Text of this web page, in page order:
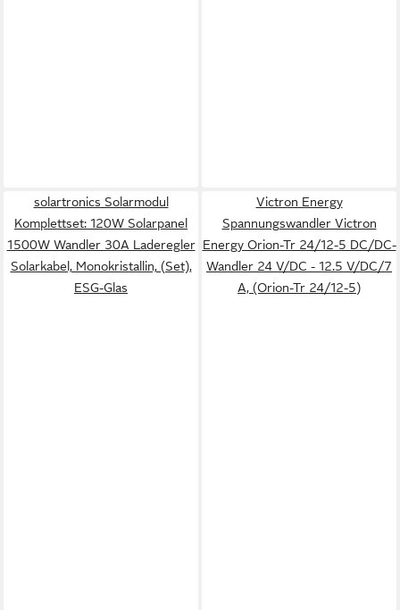
solartronics Solarmodul
Komplettset: 120W Solarpanel
1500W Wandler 30A Laderegler
Solarkabel, Monokristallin, (Set),
ESG-Glas
Victron Energy
Spannungswandler Victron
Energy Orion-Tr 24/12-5 DC/DC-
Wandler 24 V/DC - 12.5 V/DC/7
A, (Orion-Tr 24/12-5)